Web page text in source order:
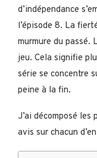
d’indépendance
l’épisode 8. La
murmure du passé.
jeu. Cela signifie
série se concentre
peine à la fin.
J’ai décomposé les
avis sur chacun